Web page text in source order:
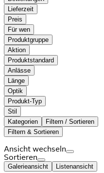
Lieferzeit
Preis
Für wen
Produktgruppe
Aktion
Produktstandard
Anlässe
Länge
Optik
Produkt-Typ
Stil
Kategorien
Filtern / Sortieren
Filtern & Sortieren
Ansicht wechseln
Sortieren
Galerieansicht Listenansicht